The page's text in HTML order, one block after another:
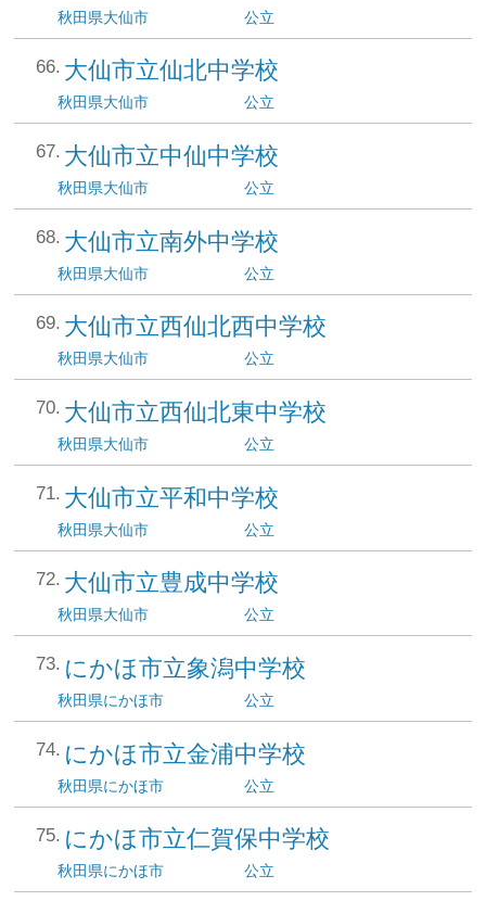
秋田県大仙市 公立
大仙市立仙北中学校
秋田県大仙市 公立
大仙市立中仙中学校
秋田県大仙市 公立
大仙市立南外中学校
秋田県大仙市 公立
大仙市立西仙北西中学校
秋田県大仙市 公立
大仙市立西仙北東中学校
秋田県大仙市 公立
大仙市立平和中学校
秋田県大仙市 公立
大仙市立豊成中学校
秋田県大仙市 公立
にかほ市立象潟中学校
秋田県にかほ市 公立
にかほ市立金浦中学校
秋田県にかほ市 公立
にかほ市立仁賀保中学校
秋田県にかほ市 公立